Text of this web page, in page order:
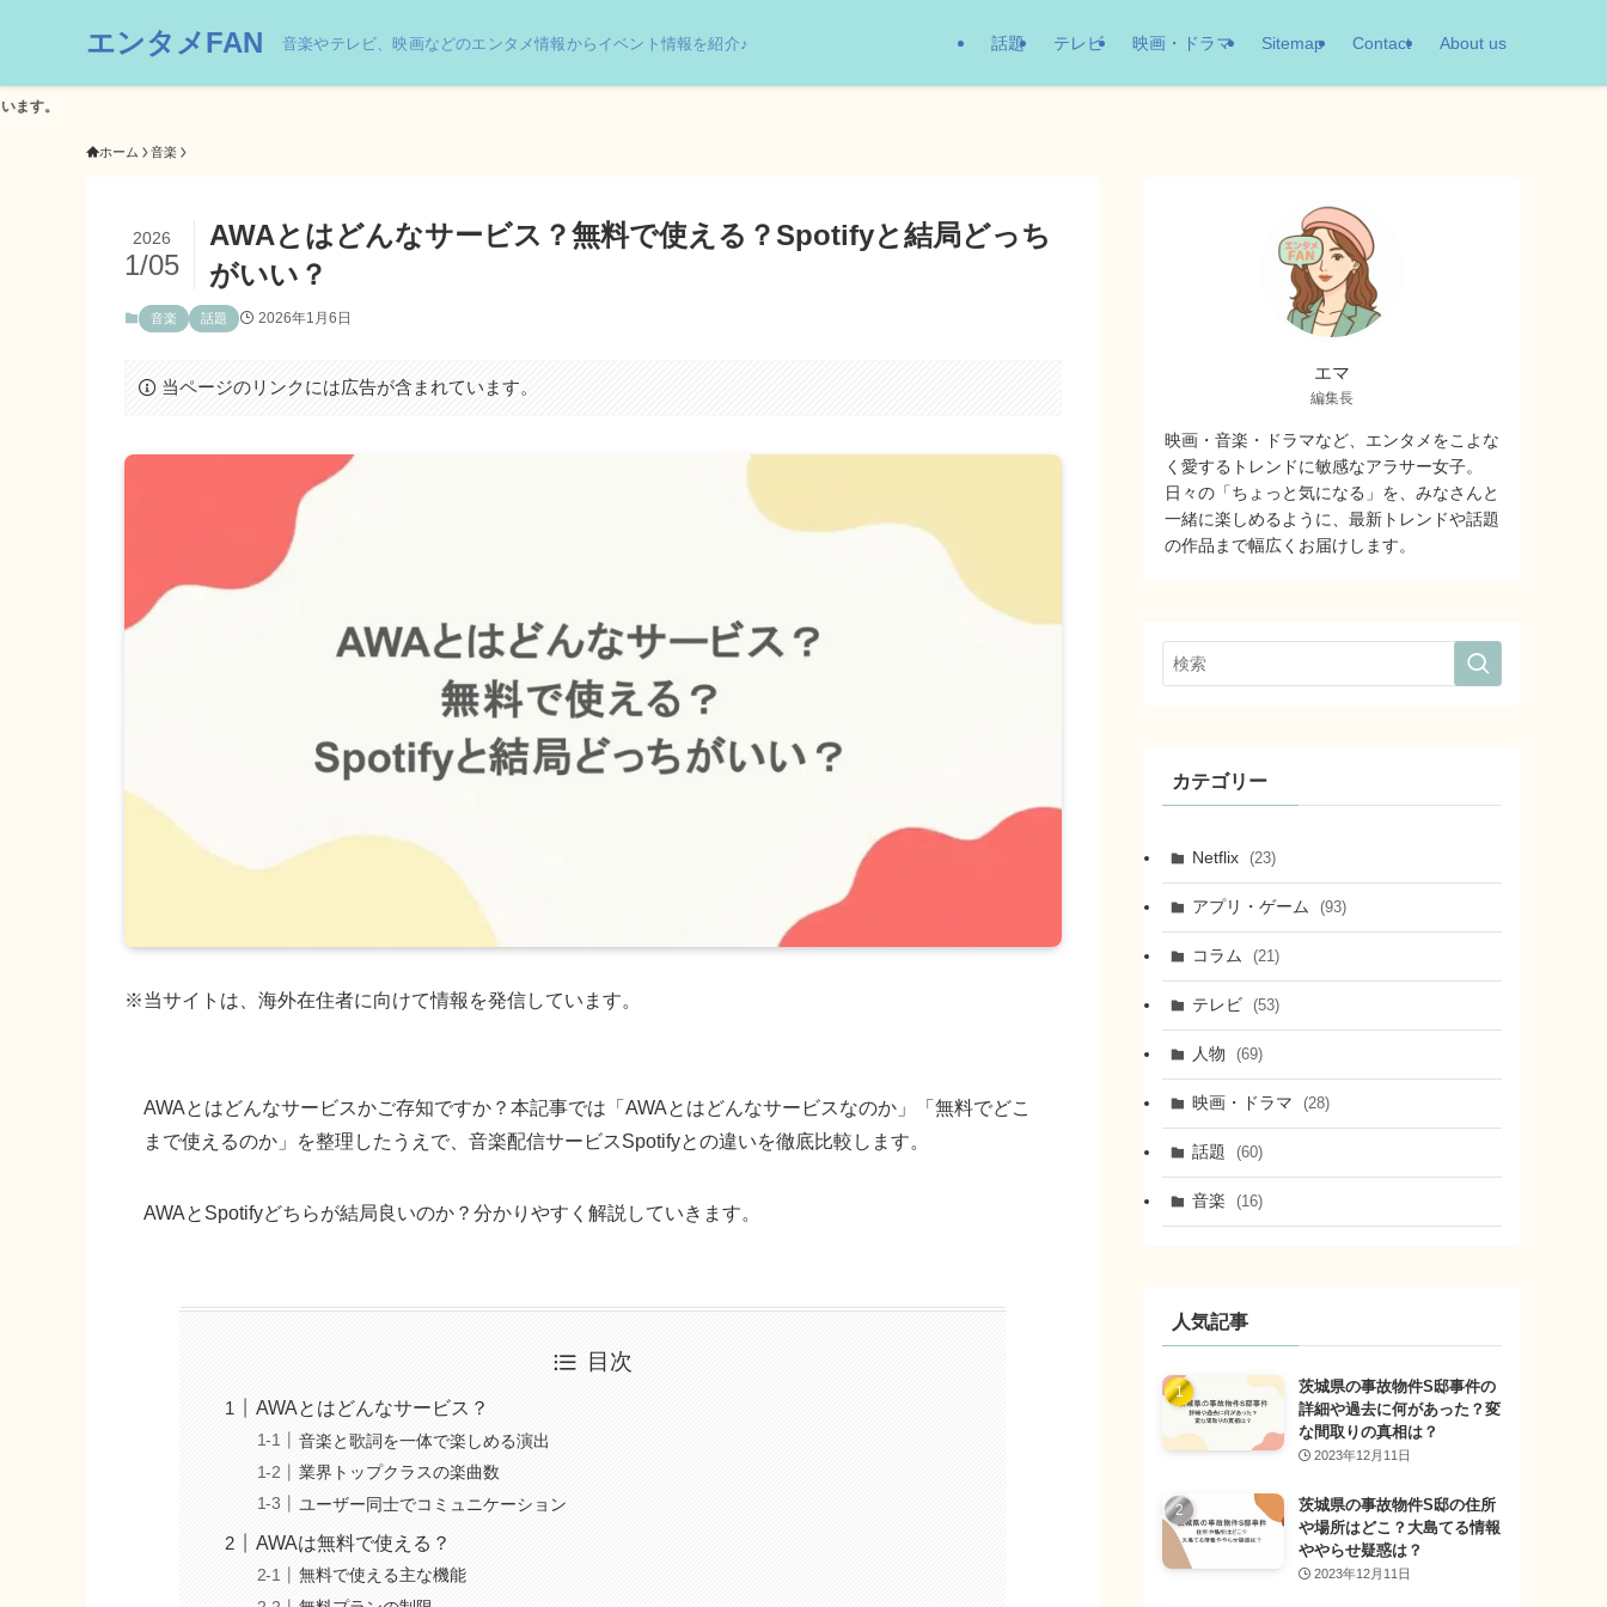
エンタメFAN 音楽やテレビ、映画などのエンタメ情報からイベント情報を紹介♪ 話題 テレビ 映画・ドラマ Sitemap Contact About us
ホーム 音楽
AWAとはどんなサービス？無料で使える？Spotifyと結局どっち
がいい？
2026
1/05
音楽 話題 2026年1月6日
当ページのリンクには広告が含まれています。
※当サイトは、海外在住者に向けて情報を発信しています。
AWAとはどんなサービスかご存知ですか？本記事では「AWAとはどんなサービスなのか」「無料でどこ
まで使えるのか」を整理したうえで、音楽配信サービスSpotifyとの違いを徹底比較します。
AWAとSpotifyどちらが結局良いのか？分かりやすく解説していきます。
目次
AWAとはどんなサービス？
音楽と歌詞を一体で楽しめる演出
業界トップクラスの楽曲数
ユーザー同士でコミュニケーション
AWAは無料で使える？
無料で使える主な機能
エマ
編集長
映画・音楽・ドラマなど、エンタメをこよな
く愛するトレンドに敏感なアラサー女子。
日々の「ちょっと気になる」を、みなさんと
一緒に楽しめるように、最新トレンドや話題
の作品まで幅広くお届けします。
カテゴリー
Netflix (23)
アプリ・ゲーム (93)
コラム (21)
テレビ (53)
人物 (69)
映画・ドラマ (28)
話題 (60)
音楽 (16)
人気記事
茨城県の事故物件S邸事件の
詳細や過去に何があった？変
な間取りの真相は？
2023年12月11日
茨城県の事故物件S邸の住所
や場所はどこ？大島てる情報
ややらせ疑惑は？
2023年12月11日